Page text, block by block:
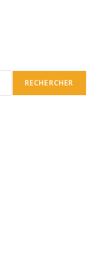
RECHERCHER